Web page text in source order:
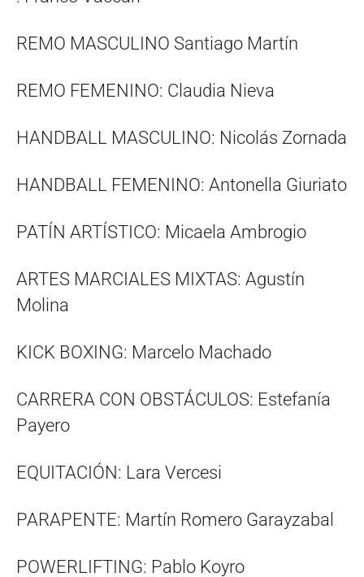
REMO MASCULINO Santiago Martín
REMO FEMENINO: Claudia Nieva
HANDBALL MASCULINO: Nicolás Zornada
HANDBALL FEMENINO: Antonella Giuriato
PATÍN ARTÍSTICO: Micaela Ambrogio
ARTES MARCIALES MIXTAS: Agustín
Molina
KICK BOXING: Marcelo Machado
CARRERA CON OBSTÁCULOS: Estefanía
Payero
EQUITACIÓN: Lara Vercesi
PARAPENTE: Martín Romero Garayzabal
POWERLIFTING: Pablo Koyro